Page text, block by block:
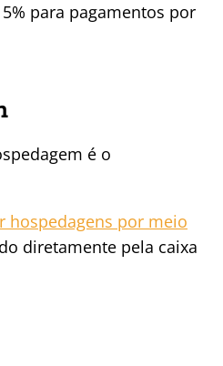
para pagamentos por
é o
hospedagens por meio
diretamente pela caixa